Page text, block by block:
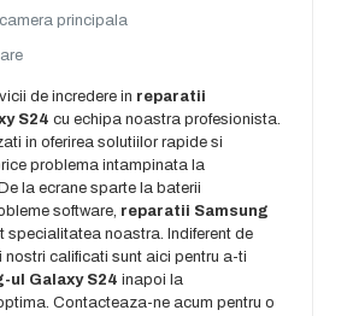
principala
de incredere in reparatii
S24cu echipa noastra profesionista.
in oferirea solutiilor rapide si
problema intampinata la
la ecrane sparte la baterii
software, reparatii Samsung
specialitatea noastra. Indiferent de
nostri calificati sunt aici pentru a-ti
ul Galaxy S24inapoi la
Contacteaza-ne acum pentru o